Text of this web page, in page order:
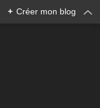
+ Créer mon blog